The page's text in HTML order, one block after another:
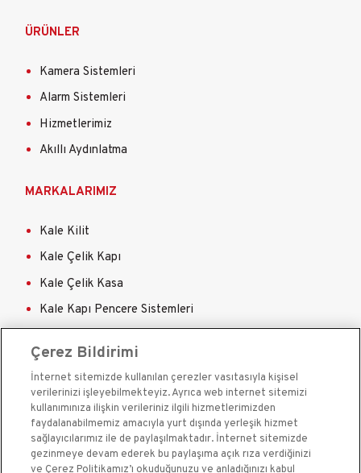
ÜRÜNLER
Kamera Sistemleri
Alarm Sistemleri
Hizmetlerimiz
Akıllı Aydınlatma
MARKALARIMIZ
Kale Kilit
Kale Çelik Kapı
Kale Çelik Kasa
Kale Kapı Pencere Sistemleri
Kale Güvenlik Sistemleri A.Ş. bir Kale Endüstri Holding
kuruluşudur.©2020
Çerez Bildirimi
İnternet sitemizde kullanılan çerezler vasıtasıyla kişisel
verilerinizi işleyebilmekteyiz. Ayrıca web internet sitemizi
kullanımınıza ilişkin verileriniz ilgili hizmetlerimizden
faydalanabilmemiz amacıyla yurt dışında yerleşik hizmet
sağlayıcılarımız ile de paylaşılmaktadır. İnternet sitemizde
gezinmeye devam ederek bu paylaşıma açık rıza verdiğinizi
ve Çerez Politikamız’ı okuduğunuzu ve anladığınızı kabul